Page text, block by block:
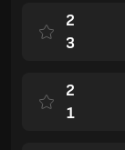
2
3
2
1